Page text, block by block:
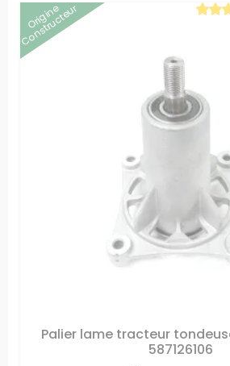
Origine
Constructeur
Palier lame tracteur
587126106